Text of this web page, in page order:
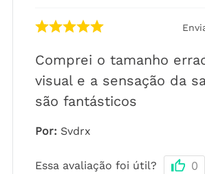
Comprei o tamanho
visual e a sensação da
são fantásticos
Por: Svdrx
Essa avaliação foi útil? 0